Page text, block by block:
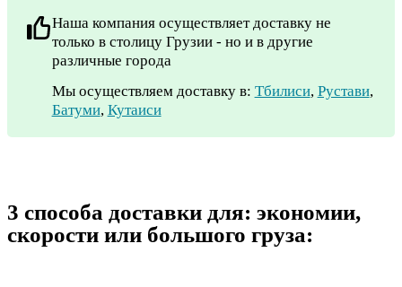
Наша компания осуществляет доставку не
только в столицу Грузии - но и в другие
различные города
Мы осуществляем доставку в: Тбилиси, Рустави,
Батуми, Кутаиси
3 способа доставки для: экономии,
скорости или большого груза: